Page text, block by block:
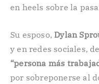
en heels sobre la
Su esposo, Dylan
y en redes sociales,
“persona más
por sobreponerse al